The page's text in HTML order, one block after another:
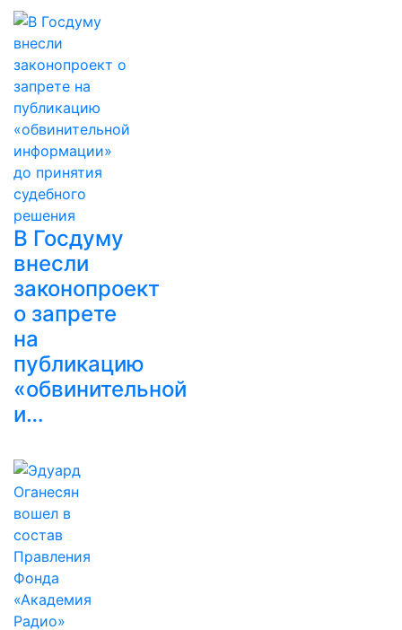
В Госдуму
внесли
законопроект
о запрете
на
публикацию
«обвинительной
и…